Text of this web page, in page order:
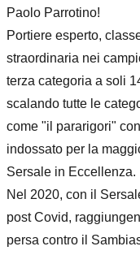
Paolo Parrotino!
Portiere esperto,
straordinaria nei
terza categoria a soli
scalando tutte le
come "il pararigori"
indossato per la
Sersale in Eccellenza.
Nel 2020, con il
post Covid,
persa contro il